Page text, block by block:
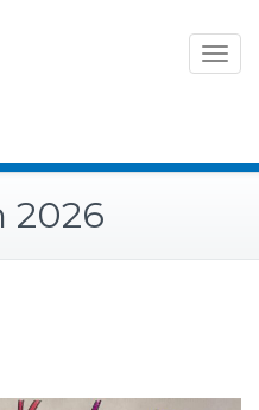
Toggle
2026